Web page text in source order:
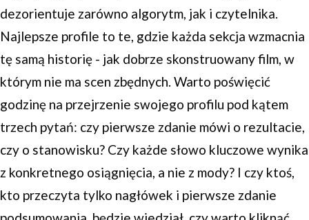
dezorientuje zarówno algorytm, jak i czytelnika.
Najlepsze profile to te, gdzie każda sekcja wzmacnia
tę samą historię - jak dobrze skonstruowany film, w
którym nie ma scen zbędnych. Warto poświęcić
godzinę na przejrzenie swojego profilu pod kątem
trzech pytań: czy pierwsze zdanie mówi o rezultacie,
czy o stanowisku? Czy każde słowo kluczowe wynika
z konkretnego osiągnięcia, a nie z mody? I czy ktoś,
kto przeczyta tylko nagłówek i pierwsze zdanie